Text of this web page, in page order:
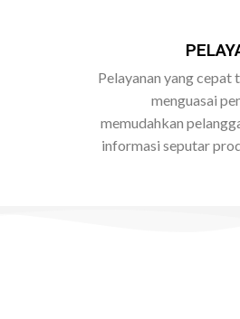
Pelayanan yang cepat
menguasai
memudahkan
informasi seputar